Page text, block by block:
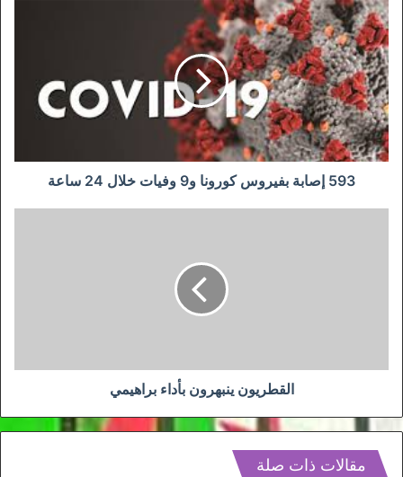
593
إصابة
بفيروس
كورونا
و9
وفيات
خلال
24
ساعة
593 إصابة بفيروس كورونا و9 وفيات خلال 24 ساعة
القطريون ينبهرون بأداء براهيمي
مقالات ذات صلة